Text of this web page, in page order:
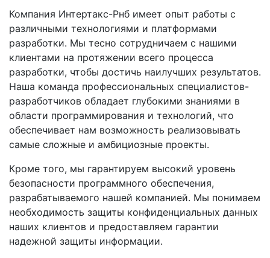
Компания Интертакс-Рнб имеет опыт работы с
различными технологиями и платформами
разработки. Мы тесно сотрудничаем с нашими
клиентами на протяжении всего процесса
разработки, чтобы достичь наилучших результатов.
Наша команда профессиональных специалистов-
разработчиков обладает глубокими знаниями в
области программирования и технологий, что
обеспечивает нам возможность реализовывать
самые сложные и амбициозные проекты.
Кроме того, мы гарантируем высокий уровень
безопасности программного обеспечения,
разрабатываемого нашей компанией. Мы понимаем
необходимость защиты конфиденциальных данных
наших клиентов и предоставляем гарантии
надежной защиты информации.